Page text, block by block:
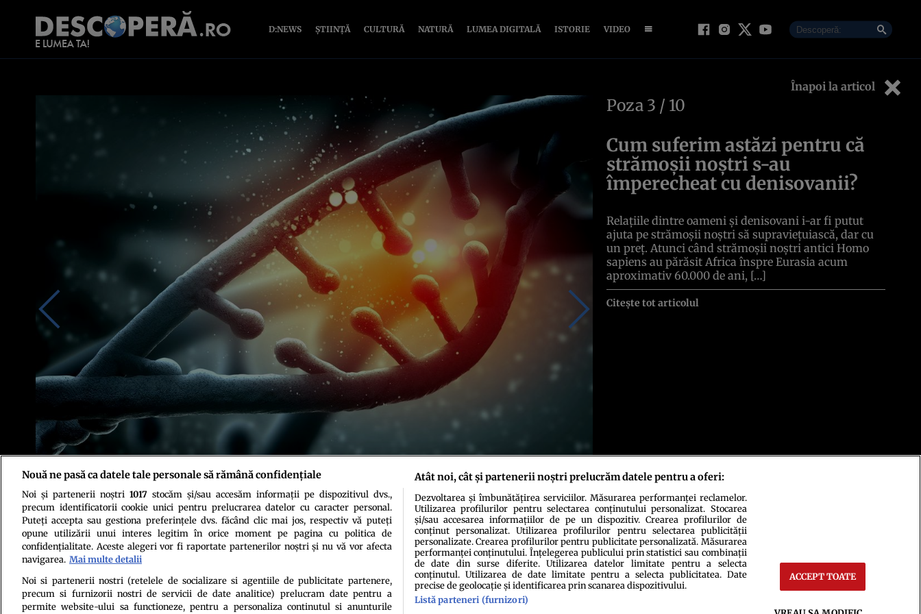
D:NEWS ȘTIINȚĂ CULTURĂ NATURĂ LUMEA DIGITALĂ ISTORIE VIDEO
Înapoi la articol
Foto: Shutterstock
Poza 3 / 10
Cum suferim astăzi pentru că
strămoșii noștri s-au
împerecheat cu denisovanii?
Relațiile dintre oameni și denisovani i-ar fi putut
ajuta pe strămoșii noștri să supraviețuiască, dar cu
un preț. Atunci când strămoșii noștri antici Homo
sapiens au părăsit Africa înspre Eurasia acum
aproximativ 60.000 de ani, […]
Citește tot articolul
Politica de confidenţialitatePolitica de cookiesTermeni şi condiţiiEchipa redacțională
Nouă ne pasă ca datele tale personale să rămână confidențiale
Noi și partenerii noștri 1017stocăm și/sau accesăm informații pe dispozitivul dvs.,
precum identificatorii cookie unici pentru prelucrarea datelor cu caracter personal.
Puteți accepta sau gestiona preferințele dvs. făcând clic mai jos, respectiv vă puteți
opune utilizării unui interes legitim în orice moment pe pagina cu politica de
confidențialitate. Aceste alegeri vor fi raportate partenerilor noștri și nu vă vor afecta
navigarea. Mai multe detalii
Noi si partenerii nostri (retelele de socializare si agentiile de publicitate partenere,
precum si furnizorii nostri de servicii de date analitice) prelucram date pentru a
permite website-ului sa functioneze, pentru a personaliza continutul si anunturile
Atât noi, cât și partenerii noștri prelucrăm datele pentru a oferi:
Dezvoltarea și îmbunătățirea serviciilor. Măsurarea performanței reclamelor.
Utilizarea profilurilor pentru selectarea conținutului personalizat. Stocarea
și/sau accesarea informațiilor de pe un dispozitiv. Crearea profilurilor de
conținut personalizat. Utilizarea profilurilor pentru selectarea publicității
personalizate. Crearea profilurilor pentru publicitate personalizată. Măsurarea
performanței conținutului. Înțelegerea publicului prin statistici sau combinații
de date din surse diferite. Utilizarea datelor limitate pentru a selecta
conținutul. Utilizarea de date limitate pentru a selecta publicitatea. Date
precise de geolocație și identificarea prin scanarea dispozitivului.
Listă parteneri (furnizori)
ACCEPT TOATE